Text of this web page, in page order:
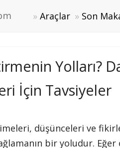
Araçlar Son
Yolları?
İçin Tavsiyeler
düşünceleri ve
bir yoludur.